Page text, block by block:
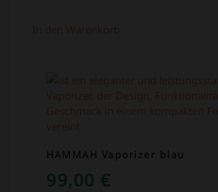
HAMMAH Vaporizer blau
99,00 €